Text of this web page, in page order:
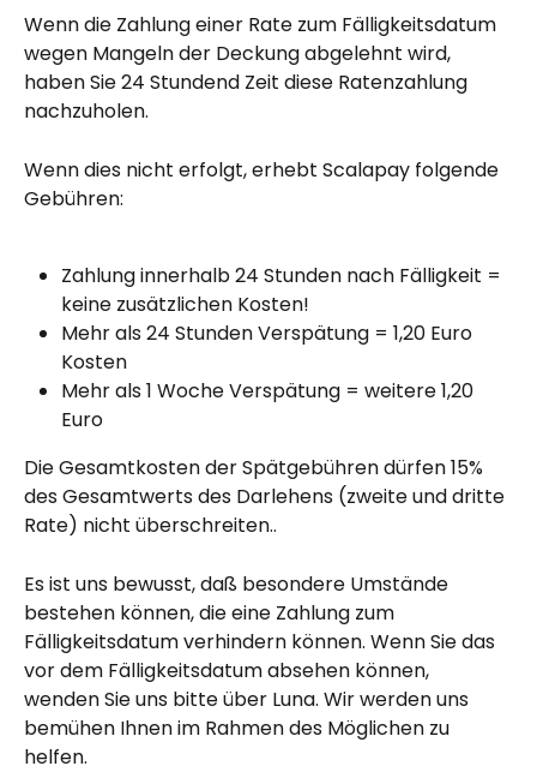
Wenn die Zahlung einer Rate zum Fälligkeitsdatum
wegen Mangeln der Deckung abgelehnt wird,
haben Sie 24 Stundend Zeit diese Ratenzahlung
nachzuholen.
Wenn dies nicht erfolgt, erhebt Scalapay folgende
Gebühren:
Zahlung innerhalb 24 Stunden nach Fälligkeit =
keine zusätzlichen Kosten!
Mehr als 24 Stunden Verspätung = 1,20 Euro
Kosten
Mehr als 1 Woche Verspätung = weitere 1,20
Euro
Die Gesamtkosten der Spätgebühren dürfen 15%
des Gesamtwerts des Darlehens (zweite und dritte
Rate) nicht überschreiten..
Es ist uns bewusst, daß besondere Umstände
bestehen können, die eine Zahlung zum
Fälligkeitsdatum verhindern können. Wenn Sie das
vor dem Fälligkeitsdatum absehen können,
wenden Sie uns bitte über Luna. Wir werden uns
bemühen Ihnen im Rahmen des Möglichen zu
helfen.